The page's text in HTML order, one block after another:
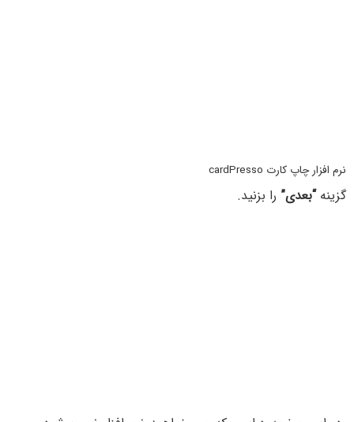
نرم افزار چاپ کارت cardPresso
گزینه“بعدی” را بزنید.